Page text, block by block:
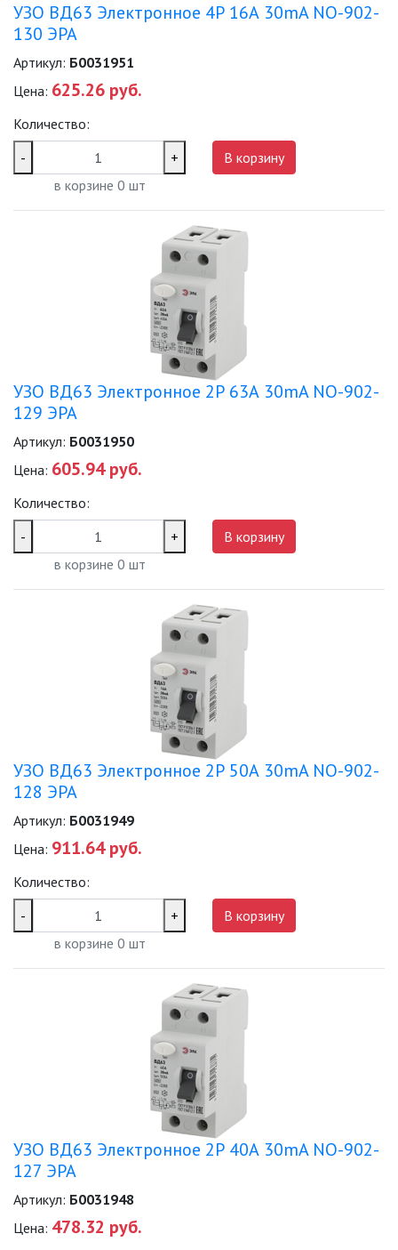
УЗО ВД63 Электронное 4Р 16А 30mA NO-902-
130 ЭРА
Артикул: Б0031951
Цена: 625.26 руб.
Количество:
-
+
в корзине 0 шт
В корзину
УЗО ВД63 Электронное 2Р 63А 30mA NO-902-
129 ЭРА
Артикул: Б0031950
Цена: 605.94 руб.
Количество:
-
+
в корзине 0 шт
В корзину
УЗО ВД63 Электронное 2Р 50А 30mA NO-902-
128 ЭРА
Артикул: Б0031949
Цена: 911.64 руб.
Количество:
-
+
в корзине 0 шт
В корзину
УЗО ВД63 Электронное 2Р 40А 30mA NO-902-
127 ЭРА
Артикул: Б0031948
Цена: 478.32 руб.